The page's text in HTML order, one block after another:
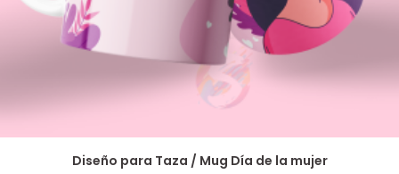
Diseño para Taza / Mug Día de la mujer